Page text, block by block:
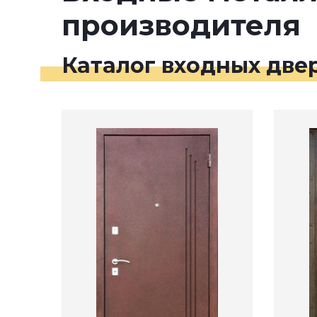
производителя
Каталог входных